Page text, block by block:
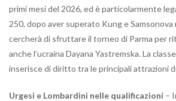
primi mesi del 2026, ed è particolarmente
250, dopo aver superato Kung e
cercherà di sfruttare il torneo di Parma per
anche l’ucraina Dayana Yastremska. La
inserisce di diritto tra le principali attrazioni
Urgesi e Lombardini nelle qualificazioni –